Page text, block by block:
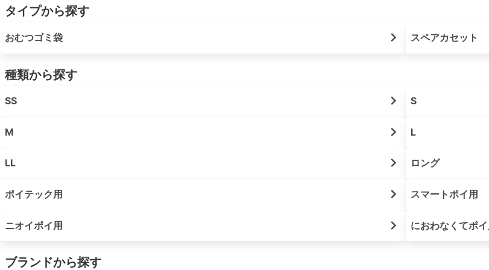
タイプから探す
おむつゴミ袋 スペアカセット
種類から探す
SS S
M L
LL ロング
ポイテック用 スマートポイ用
ニオイポイ用 におわなくてポ
ブランドから探す